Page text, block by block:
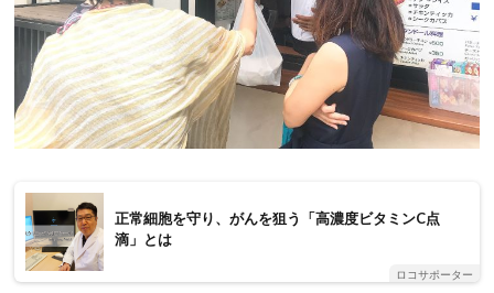
正常細胞を守り、がんを狙う「高濃度ビタミンC点
滴」とは
ロコサポーター